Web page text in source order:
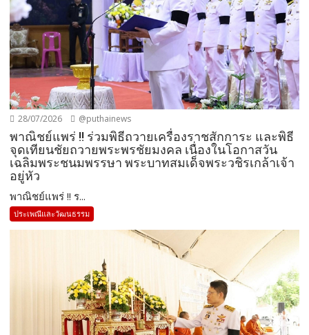
28/07/2026 @puthainews
พาณิชย์แพร่ !! ร่วมพิธีถวายเครื่องราชสักการะ และพิธี
จุดเทียนชัยถวายพระพรชัยมงคล เนื่องในโอกาสวัน
เฉลิมพระชนมพรรษา พระบาทสมเด็จพระวชิรเกล้าเจ้า
อยู่หัว
พาณิชย์แพร่ !! ร...
ประเพณีและวัฒนธรรม